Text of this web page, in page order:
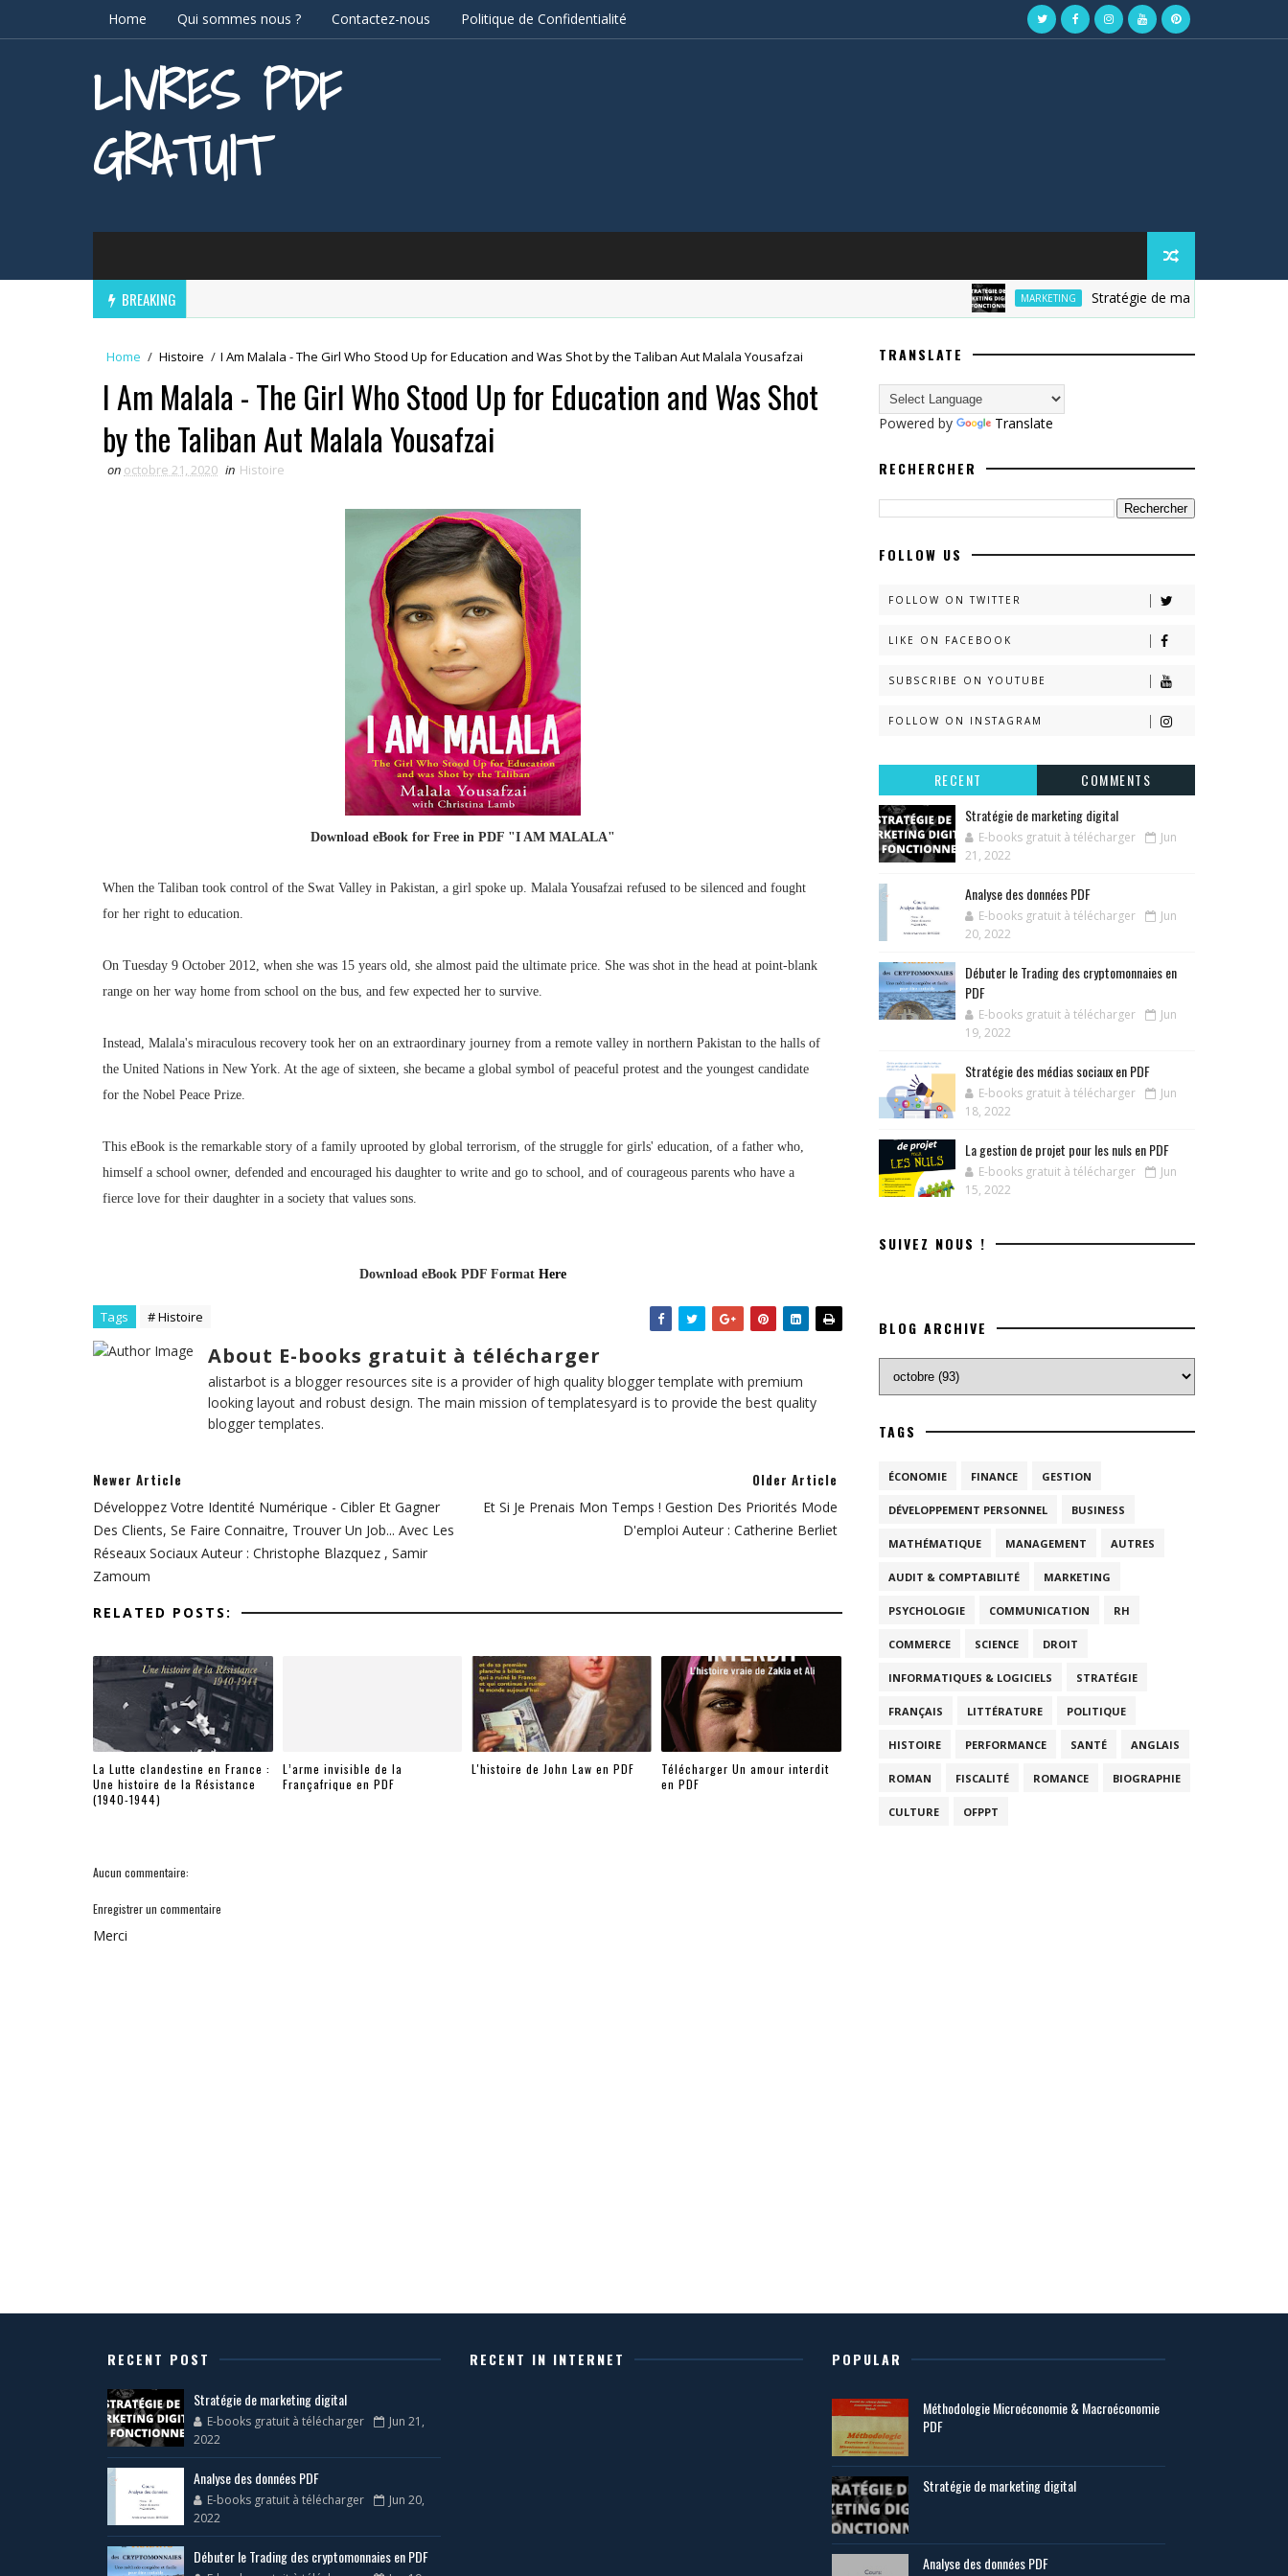
Home Qui sommes nous ? Contactez-nous Politique de Confidentialité
LIVRES PDF
GRATUIT
BREAKING MARKETING Stratégie de marketing digital
Home / Histoire / I Am Malala - The Girl Who Stood Up for Education and Was Shot by the Taliban Aut Malala Yousafzai
I Am Malala - The Girl Who Stood Up for Education and Was Shot
by the Taliban Aut Malala Yousafzai
on octobre 21, 2020 in Histoire
Download eBook for Free in PDF "I AM MALALA"
When the Taliban took control of the Swat Valley in Pakistan, a girl spoke up. Malala Yousafzai refused to be silenced and fought
for her right to education.
On Tuesday 9 October 2012, when she was 15 years old, she almost paid the ultimate price. She was shot in the head at point-blank
range on her way home from school on the bus, and few expected her to survive.
Instead, Malala's miraculous recovery took her on an extraordinary journey from a remote valley in northern Pakistan to the halls of
the United Nations in New York. At the age of sixteen, she became a global symbol of peaceful protest and the youngest candidate
for the Nobel Peace Prize.
This eBook is the remarkable story of a family uprooted by global terrorism, of the struggle for girls' education, of a father who,
himself a school owner, defended and encouraged his daughter to write and go to school, and of courageous parents who have a
fierce love for their daughter in a society that values sons.
Download eBook PDF Format Here
Tags # Histoire
About E-books gratuit à télécharger
alistarbot is a blogger resources site is a provider of high quality blogger template with premium
looking layout and robust design. The main mission of templatesyard is to provide the best quality
blogger templates.
Newer Article
Développez Votre Identité Numérique - Cibler Et Gagner
Des Clients, Se Faire Connaitre, Trouver Un Job... Avec Les
Réseaux Sociaux Auteur : Christophe Blazquez , Samir
Zamoum
Older Article
Et Si Je Prenais Mon Temps ! Gestion Des Priorités Mode
D'emploi Auteur : Catherine Berliet
RELATED POSTS:
La Lutte clandestine en France :
Une histoire de la Résistance
(1940-1944)
L’arme invisible de la
Françafrique en PDF
L'histoire de John Law en PDF
Télécharger Un amour interdit
en PDF
Aucun commentaire:
Enregistrer un commentaire
Merci
TRANSLATE
Powered by Translate
RECHERCHER
FOLLOW US
FOLLOW ON TWITTER
LIKE ON FACEBOOK
SUBSCRIBE ON YOUTUBE
FOLLOW ON INSTAGRAM
RECENT
COMMENTS
Stratégie de marketing digital
E-books gratuit à télécharger
Jun
21, 2022
Analyse des données PDF
E-books gratuit à télécharger
Jun
20, 2022
Débuter le Trading des cryptomonnaies en
PDF
E-books gratuit à télécharger
Jun
19, 2022
Stratégie des médias sociaux en PDF
E-books gratuit à télécharger
Jun
18, 2022
La gestion de projet pour les nuls en PDF
E-books gratuit à télécharger
Jun
15, 2022
SUIVEZ NOUS !
BLOG ARCHIVE
TAGS
ÉCONOMIE FINANCE GESTION
DÉVELOPPEMENT PERSONNEL BUSINESS
MATHÉMATIQUE MANAGEMENT AUTRES
AUDIT & COMPTABILITÉ MARKETING
PSYCHOLOGIE COMMUNICATION RH
COMMERCE SCIENCE DROIT
INFORMATIQUES & LOGICIELS STRATÉGIE
FRANÇAIS LITTÉRATURE POLITIQUE
HISTOIRE PERFORMANCE SANTÉ ANGLAIS
ROMAN FISCALITÉ ROMANCE BIOGRAPHIE
CULTURE OFPPT
RECENT POST
Stratégie de marketing digital
E-books gratuit à télécharger
Jun 21,
2022
Analyse des données PDF
E-books gratuit à télécharger
Jun 20,
2022
Débuter le Trading des cryptomonnaies en PDF
RECENT IN INTERNET POPULAR
Méthodologie Microéconomie & Macroéconomie
PDF
Stratégie de marketing digital
Analyse des données PDF